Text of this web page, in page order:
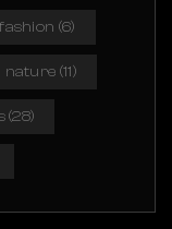
fashion (6)
nature (11)
(28)